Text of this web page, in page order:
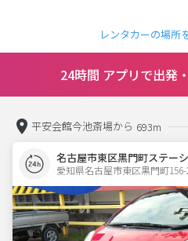
レンタカーの場所
24時間 アプリで出発
平安会館今池斎場から 693m
名古屋市東区黒門町ステー
愛知県名古屋市東区黒門町156-